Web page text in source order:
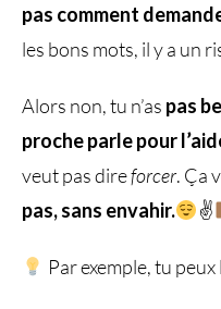
pas comment
les bons mots, il y a un
Alors non, tu n’as pas
proche parle pour
veut pas direforcer. Ça
pas, sans envahir.
✌
Par exemple, tu peux